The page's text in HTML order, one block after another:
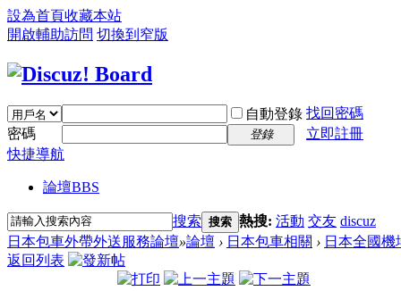
設為首頁收藏本站
開啟輔助訪問 切換到窄版
自動登錄 找回密碼
密碼
登錄
立即註冊
快捷導航
論壇BBS
搜索 搜索 熱搜: 活動 交友 discuz
日本包車外帶外送服務論壇»論壇 › 日本包車相關 › 日本全國機
返回列表